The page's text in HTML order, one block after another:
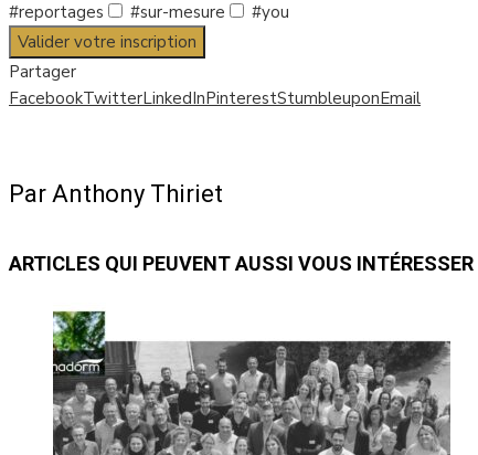
#reportages
#sur-mesure
#you
Valider votre inscription
Partager
FacebookTwitterLinkedInPinterestStumbleuponEmail
Par Anthony Thiriet
ARTICLES QUI PEUVENT AUSSI VOUS INTÉRESSER